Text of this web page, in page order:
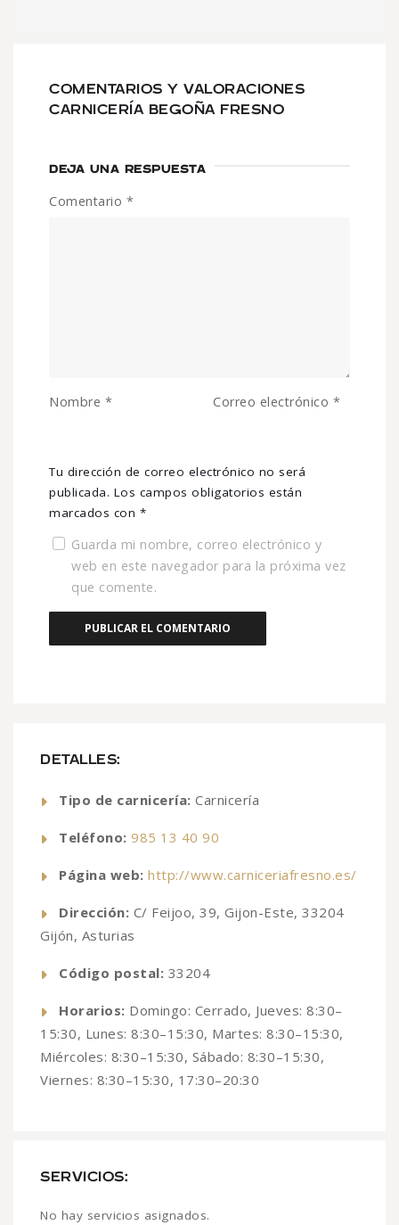
DETALLES:
Tipo de carnicería: Carnicería
Teléfono: 985 13 40 90
Página web: http://www.carniceriafresno.es/
Dirección: C/ Feijoo, 39, Gijon-Este, 33204
Gijón, Asturias
Código postal: 33204
Horarios: Domingo: Cerrado, Jueves: 8:30–
15:30, Lunes: 8:30–15:30, Martes: 8:30–15:30,
Miércoles: 8:30–15:30, Sábado: 8:30–15:30,
Viernes: 8:30–15:30, 17:30–20:30
SERVICIOS:
No hay servicios asignados.
COMENTARIOS Y VALORACIONES
CARNICERÍA BEGOÑA FRESNO
DEJA UNA RESPUESTA
Tu dirección de correo electrónico no será
publicada. Los campos obligatorios están
marcados con *
Comentario *
Nombre * Correo electrónico *
Guarda mi nombre, correo electrónico y
web en este navegador para la próxima vez
que comente.